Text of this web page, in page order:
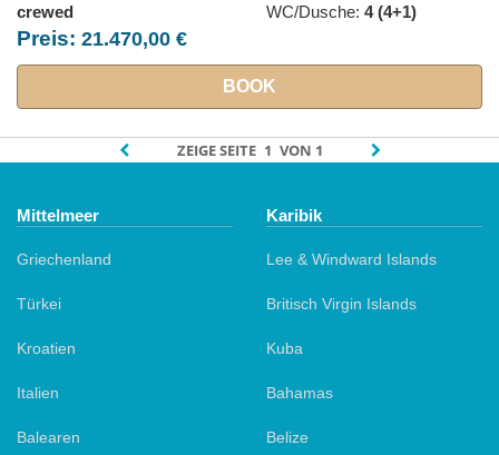
crewed
WC/Dusche: 4 (4+1)
Preis: 21.470,00 €
BOOK
ZEIGE SEITE VON 1
Mittelmeer
Griechenland
Türkei
Kroatien
Italien
Balearen
Karibik
Lee & Windward Islands
Britisch Virgin Islands
Kuba
Bahamas
Belize